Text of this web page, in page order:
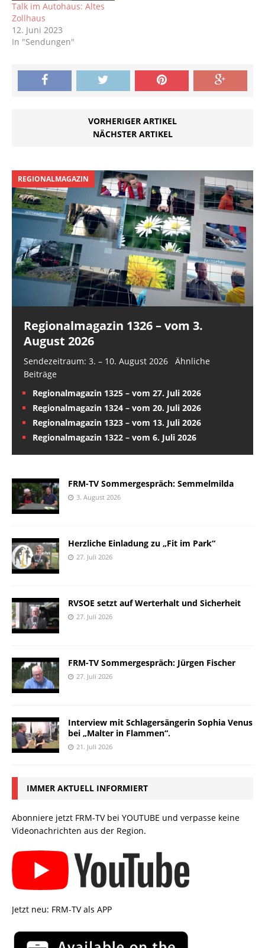
Talk im Autohaus: Altes
Zollhaus
12. Juni 2023
In "Sendungen"
VORHERIGER ARTIKEL
NÄCHSTER ARTIKEL
REGIONALMAGAZIN
Regionalmagazin 1326 – vom 3.
August 2026
Sendezeitraum: 3. – 10. August 2026 Ähnliche
Beiträge
Regionalmagazin 1325 – vom 27. Juli 2026
Regionalmagazin 1324 – vom 20. Juli 2026
Regionalmagazin 1323 – vom 13. Juli 2026
Regionalmagazin 1322 – vom 6. Juli 2026
FRM-TV Sommergespräch: Semmelmilda
3. August 2026
Herzliche Einladung zu „Fit im Park“
27. Juli 2026
RVSOE setzt auf Werterhalt und Sicherheit
27. Juli 2026
FRM-TV Sommergespräch: Jürgen Fischer
27. Juli 2026
Interview mit Schlagersängerin Sophia Venus
bei „Malter in Flammen“.
21. Juli 2026
IMMER AKTUELL INFORMIERT
Abonniere jetzt FRM-TV bei YOUTUBE und verpasse keine
Videonachrichten aus der Region.
Jetzt neu: FRM-TV als APP